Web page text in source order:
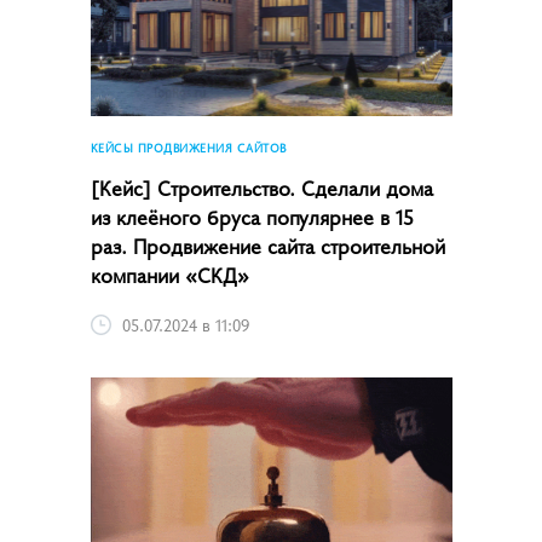
КЕЙСЫ ПРОДВИЖЕНИЯ САЙТОВ
[Кейс] Строительство. Сделали дома
из клеёного бруса популярнее в 15
раз. Продвижение сайта строительной
компании «СКД»
05.07.2024 в 11:09